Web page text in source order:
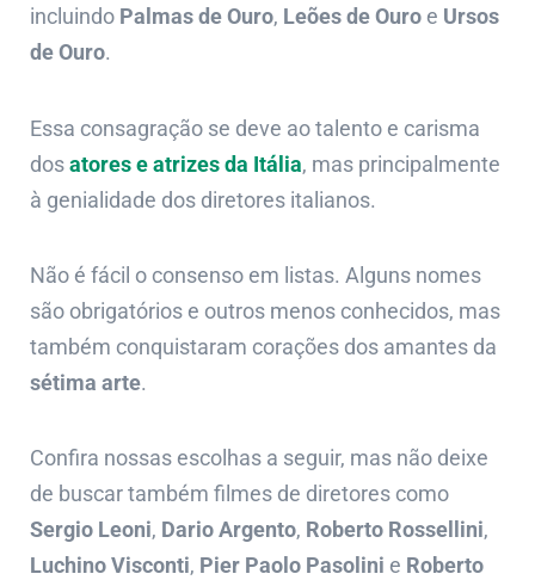
incluindo Palmas de Ouro, Leões de Ouro e Ursos
de Ouro.
Essa consagração se deve ao talento e carisma
dosatores e atrizes da Itália, mas principalmente
à genialidade dos diretores italianos.
Não é fácil o consenso em listas. Alguns nomes
são obrigatórios e outros menos conhecidos, mas
também conquistaram corações dos amantes da
sétima arte.
Confira nossas escolhas a seguir, mas não deixe
de buscar também filmes de diretores como
Sergio Leoni, Dario Argento, Roberto Rossellini,
Luchino Visconti, Pier Paolo Pasolini e Roberto